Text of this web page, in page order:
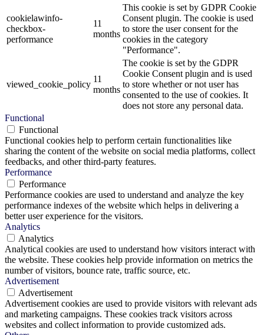
cookielawinfo-
checkbox-
performance
11
months
This cookie is set by GDPR Cookie
Consent plugin. The cookie is used
to store the user consent for the
cookies in the category
"Performance".
viewed_cookie_policy
11
months
The cookie is set by the GDPR
Cookie Consent plugin and is used
to store whether or not user has
consented to the use of cookies. It
does not store any personal data.
Functional
Functional
Functional cookies help to perform certain functionalities like
sharing the content of the website on social media platforms, collect
feedbacks, and other third-party features.
Performance
Performance
Performance cookies are used to understand and analyze the key
performance indexes of the website which helps in delivering a
better user experience for the visitors.
Analytics
Analytics
Analytical cookies are used to understand how visitors interact with
the website. These cookies help provide information on metrics the
number of visitors, bounce rate, traffic source, etc.
Advertisement
Advertisement
Advertisement cookies are used to provide visitors with relevant ads
and marketing campaigns. These cookies track visitors across
websites and collect information to provide customized ads.